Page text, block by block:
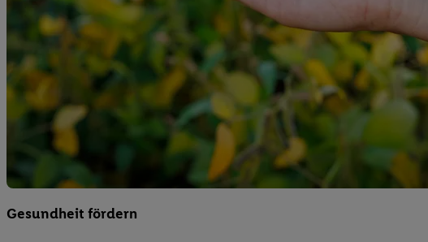
Gesundheit fördern